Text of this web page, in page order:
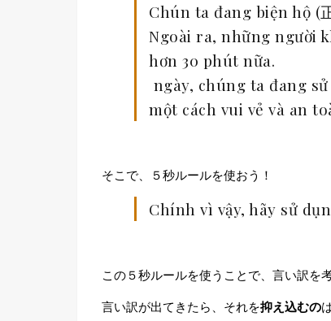
Chún ta đang biện hộ (
Ngoài ra, những người
hơn 30 phút nữa.
ngày, chúng ta đang
một cách vui vẻ và an
そこで、５秒ルールを使おう！
Chính vì vậy, hãy sử
この５秒ルールを使うことで、言い訳を
言い訳が出てきたら、それを抑え込むの